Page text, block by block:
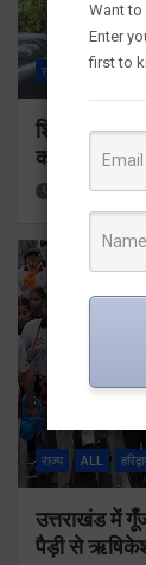
राज्य ALL
शिक्षा मंत्री
का शुभारम्भ
2 hours ago
राज्य ALL
उत्तराखंड में
पैड़ी से
Want
Enter
first to